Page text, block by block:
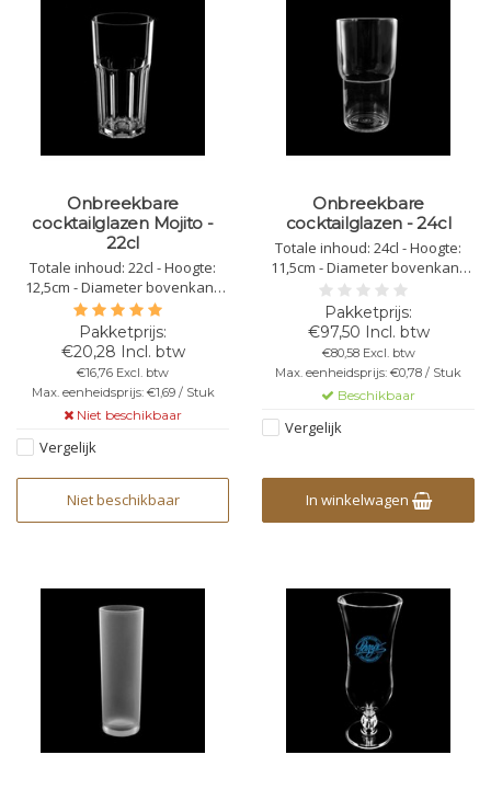
Onbreekbare
cocktailglazen Mojito -
22cl
Totale inhoud: 22cl - Hoogte:
12,5cm - Diameter bovenkant:
6,4cm - Diameter onderkant:
4,8cm - Kleur: transparant -
Kunststof Polycarbonaat - Niet
Stapelbaar - Herbruikbaar -
Vaatwasbestendig -
Bedrukbaar - Onbreekbaar
€20,28 Incl. btw
€16,76 Excl. btw
Max. eenheidsprijs: €1,69 / Stuk
Niet beschikbaar
Vergelijk
Niet beschikbaar
Onbreekbare
cocktailglazen - 24cl
Totale inhoud: 24cl - Hoogte:
11,5cm - Diameter bovenkant:
6cm - Diameter onderkant: 5cm -
Kleur: transparant - Kunststof
Polycarbonaat - Stapelbaar -
Herbruikbaar -
Vaatwasbestendig -
Bedrukbaar - Onbreekbaar
€97,50 Incl. btw
€80,58 Excl. btw
Max. eenheidsprijs: €0,78 / Stuk
Beschikbaar
Vergelijk
In winkelwagen